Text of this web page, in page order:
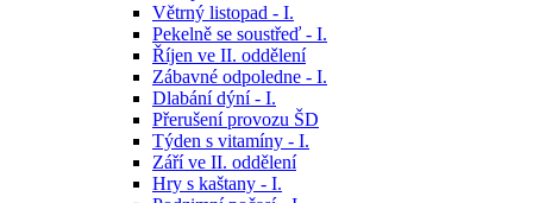
Větrný listopad - I.
Pekelně se soustřeď - I.
Říjen ve II. oddělení
Zábavné odpoledne - I.
Dlabání dýní - I.
Přerušení provozu ŠD
Týden s vitamíny - I.
Září ve II. oddělení
Hry s kaštany - I.